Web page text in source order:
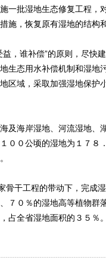
一批湿地生态修复工程，
施，恢复原有湿地的结构
谁补偿”的原则，尽快
生态用水补偿机制和湿地
区域，采取加强湿地保护
海岸湿地、河流湿地、
００公顷的湿地为１７８
干工程的带动下，完成
７０％的湿地高等植物群
占全省湿地面积的３５％。